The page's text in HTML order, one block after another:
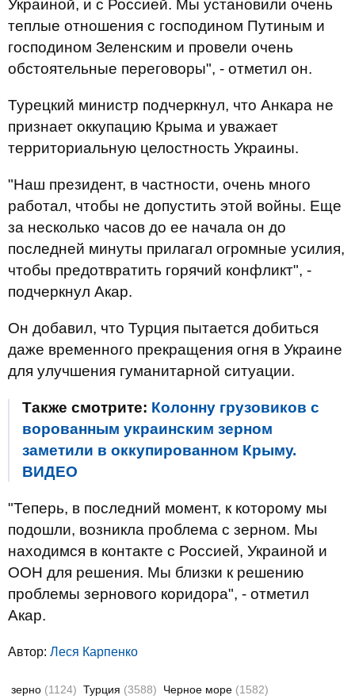
Украиной, и с Россией. Мы установили очень
теплые отношения с господином Путиным и
господином Зеленским и провели очень
обстоятельные переговоры", - отметил он.
Турецкий министр подчеркнул, что Анкара не
признает оккупацию Крыма и уважает
территориальную целостность Украины.
"Наш президент, в частности, очень много
работал, чтобы не допустить этой войны. Еще
за несколько часов до ее начала он до
последней минуты прилагал огромные усилия,
чтобы предотвратить горячий конфликт", -
подчеркнул Акар.
Он добавил, что Турция пытается добиться
даже временного прекращения огня в Украине
для улучшения гуманитарной ситуации.
Также смотрите: Колонну грузовиков с
ворованным украинским зерном
заметили в оккупированном Крыму.
ВИДЕО
"Теперь, в последний момент, к которому мы
подошли, возникла проблема с зерном. Мы
находимся в контакте с Россией, Украиной и
ООН для решения. Мы близки к решению
проблемы зернового коридора", - отметил
Акар.
Автор: Леся Карпенко
зерно (1124) Турция (3588) Черное море (1582)